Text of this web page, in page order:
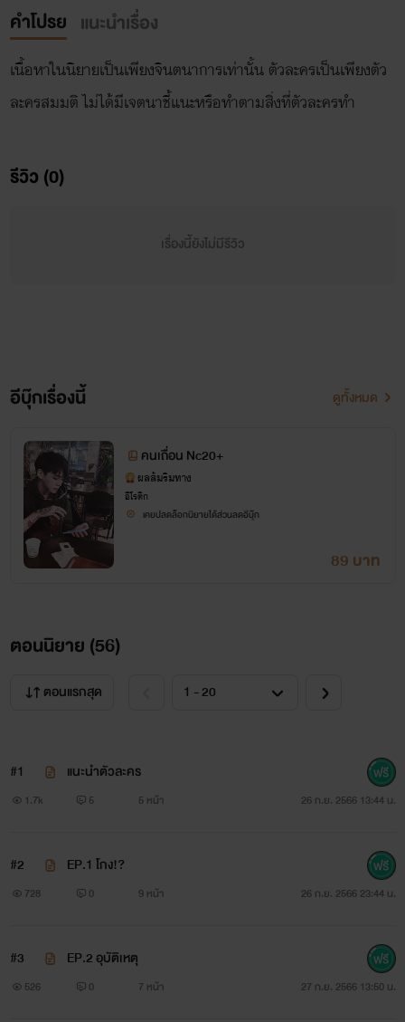
คำโปรย แนะนำเรื่อง
เนื้อหาในนิยายเป็นเพียงจินตนาการเท่านั้น ตัวละครเป็นเพียงตัว
ละครสมมติ ไม่ได้มีเจตนาชี้แนะหรือทำตามสิ่งที่ตัวละครทำ
รีวิว (0)
เรื่องนี้ยังไม่มีรีวิว
อีบุ๊กเรื่องนี้ ดูทั้งหมด
คนเถื่อน Nc20+
ผลส้มริมทาง
อีโรติก
เคยปลดล็อกนิยายได้ส่วนลดอีบุ๊ก
89 บาท
ตอนนิยาย (56)
ตอนแรกสุด
#1 แนะนำตัวละคร
1.7k 5 5 หน้า 26 ก.ย. 2566 13:44 น.
#2 EP.1 โกง!?
728 0 9 หน้า 26 ก.ย. 2566 23:44 น.
#3 EP.2 อุบัติเหตุ
526 0 7 หน้า 27 ก.ย. 2566 13:50 น.